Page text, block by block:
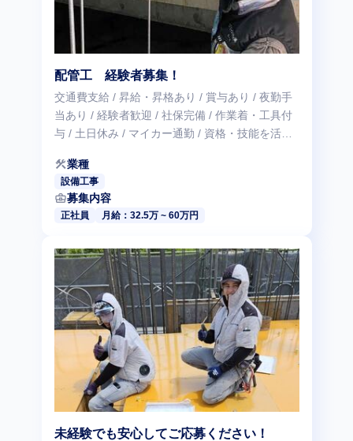
配管工 経験者募集！
交通費支給 / 昇給・昇格あり / 賞与あり / 夜勤手
当あり / 経験者歓迎 / 社保完備 / 作業着・工具付
与 / 土日休み / マイカー通勤 / 資格・技能を活か
construction業種
設備工事
business_center募集内容
正社員 月給：32.5万 ~ 60万円
未経験でも安心してご応募ください！